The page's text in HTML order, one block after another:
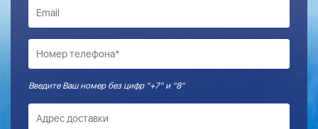
Введите Ваш номер без цифр "+7" и "8"